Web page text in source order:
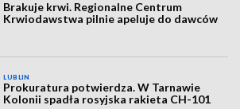
Brakuje krwi. Regionalne Centrum
Krwiodawstwa pilnie apeluje do dawców
LUBLIN
Prokuratura potwierdza. W Tarnawie
Kolonii spadła rosyjska rakieta CH-101